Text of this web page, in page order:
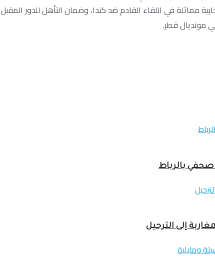
مماثلة في اللقاء القادم ضد كندا، وضمان التأهل للدور
مونديال قطر.
إلى الترحيل